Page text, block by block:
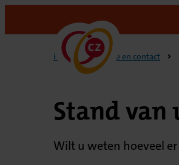
Home Service en contact
Stand van
Wilt u weten hoeveel